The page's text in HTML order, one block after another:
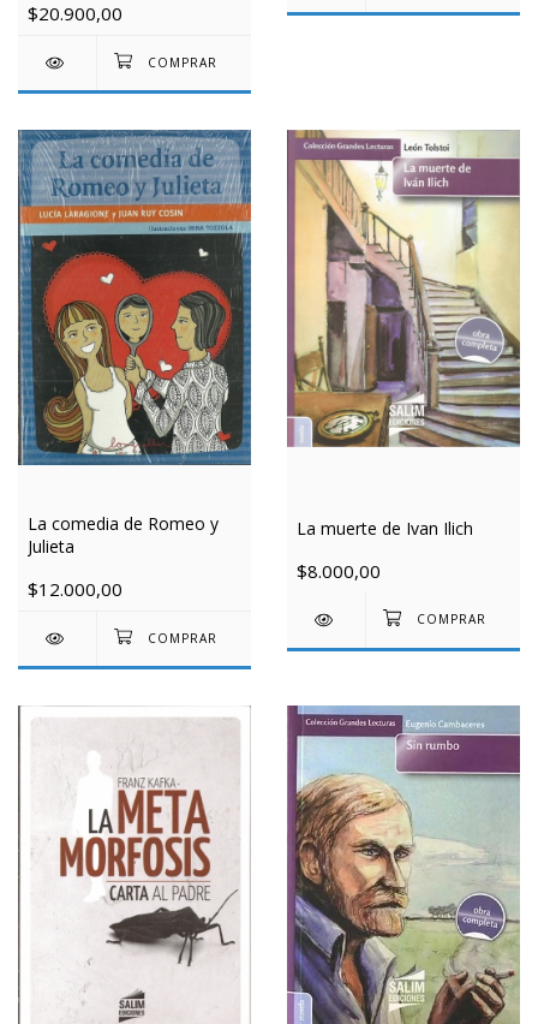
$20.900,00
La comedia de Romeo y
Julieta
$12.000,00
La muerte de Ivan Ilich
$8.000,00